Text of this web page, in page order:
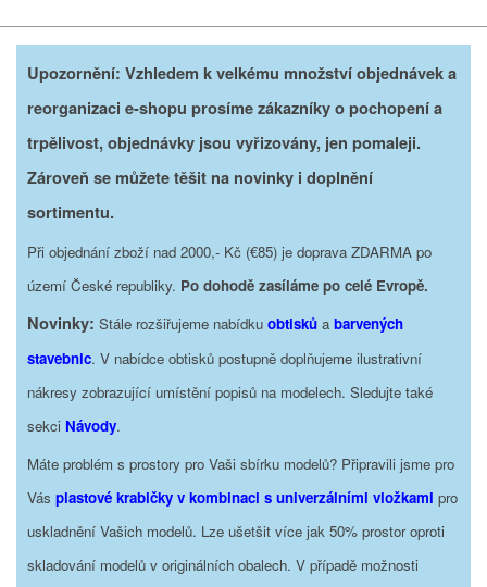
Upozornění: Vzhledem k velkému množství objednávek a
reorganizaci e-shopu prosíme zákazníky o pochopení a
trpělivost, objednávky jsou vyřizovány, jen pomaleji.
Zároveň se můžete těšit na novinky i doplnění
sortimentu.
Při objednání zboží nad 2000,- Kč (€85) je doprava ZDARMA po
území České republiky. Po dohodě zasíláme po celé Evropě.
Novinky: Stále rozšiřujeme nabídku obtisků a barvených
stavebnic. V nabídce obtisků postupně doplňujeme ilustrativní
nákresy zobrazující umístění popisů na modelech. Sledujte také
sekci Návody.
Máte problém s prostory pro Vaši sbírku modelů? Připravili jsme pro
Vás plastové krabičky v kombinaci s univerzálními vložkami pro
uskladnění Vašich modelů. Lze ušetšit více jak 50% prostor oproti
skladování modelů v originálních obalech. V případě možnosti